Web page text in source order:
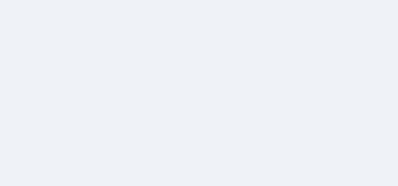
【ひろゆき】借金1億円あり